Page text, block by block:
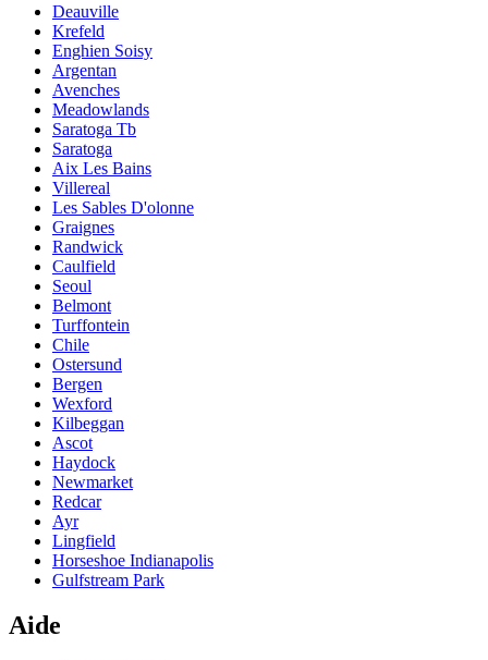
Deauville
Krefeld
Enghien Soisy
Argentan
Avenches
Meadowlands
Saratoga Tb
Saratoga
Aix Les Bains
Villereal
Les Sables D'olonne
Graignes
Randwick
Caulfield
Seoul
Belmont
Turffontein
Chile
Ostersund
Bergen
Wexford
Kilbeggan
Ascot
Haydock
Newmarket
Redcar
Ayr
Lingfield
Horseshoe Indianapolis
Gulfstream Park
Aide